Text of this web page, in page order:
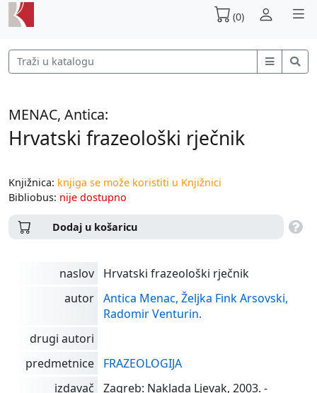
(0)
MENAC, Antica:
Hrvatski frazeološki rječnik
Knjižnica: knjiga se može koristiti u Knjižnici
Bibliobus: nije dostupno
Dodaj u košaricu
naslov
Hrvatski frazeološki rječnik
autor Antica Menac, Željka Fink Arsovski,
Radomir Venturin.
drugi autori
predmetnice
FRAZEOLOGIJA
izdavač
Zagreb: Naklada Ljevak, 2003. -